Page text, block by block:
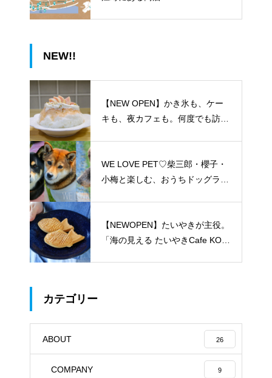
NEW!!
【NEW OPEN】かき氷も、ケー
キも、夜カフェも。何度でも訪れ
WE LOVE PET♡柴三郎・櫻子・
小梅と楽しむ、おうちドッグラン
【NEWOPEN】たいやきが主役。
「海の見える たいやきCafe KOM
カテゴリー
ABOUT 26
COMPANY 9